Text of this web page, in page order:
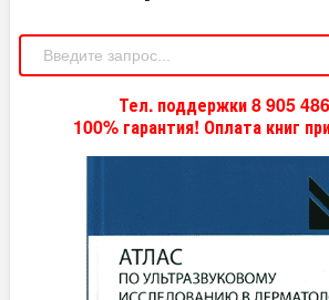
Тел. поддержки 8 905
100% гарантия! Оплата книг